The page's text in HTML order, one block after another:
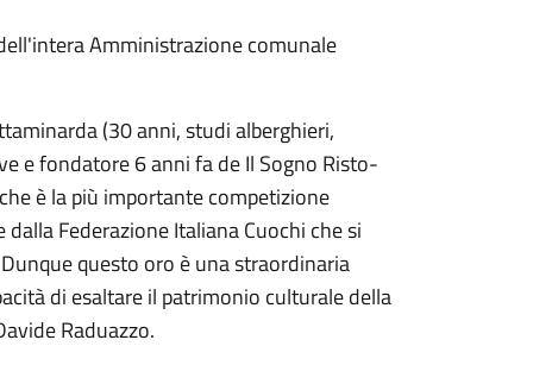
Amministrazione comunale
(30 anni, studi alberghieri,
e fondatore 6 anni fa de Il Sogno Risto-
è la più importante competizione
Federazione Italiana Cuochi che si
questo oro è una straordinaria
di esaltare il patrimonio culturale della
Raduazzo.